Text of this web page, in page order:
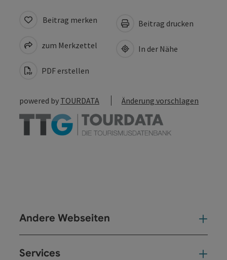
Beitrag merken
zum Merkzettel
PDF erstellen
Beitrag drucken
In der Nähe
powered by TOURDATA Änderung vorschlagen
Andere Webseiten
Services